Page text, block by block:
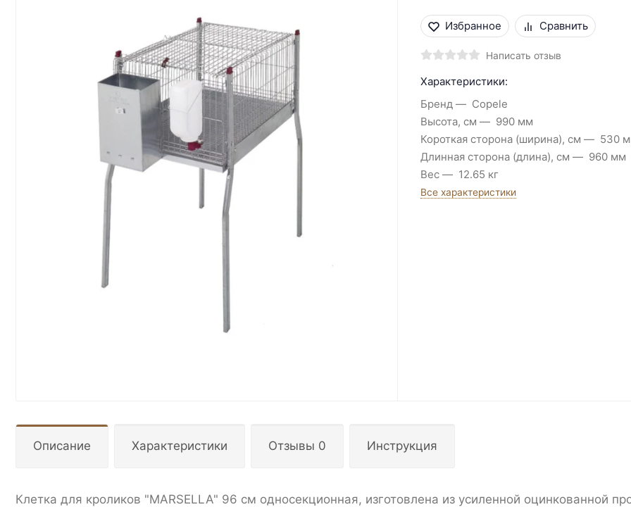
Избранное Сравнить
Написать отзыв
Характеристики:
Бренд
Copele
Высота, см
990 мм
Короткая сторона (ширина), см
530
Длинная сторона (длина), см
960 мм
Вес
12.65 кг
Все характеристики
Описание Характеристики Отзывы 0 Инструкция
Клетка для кроликов "MARSELLA" 96 см односекционная, изготовлена из усиленной оцинкованной